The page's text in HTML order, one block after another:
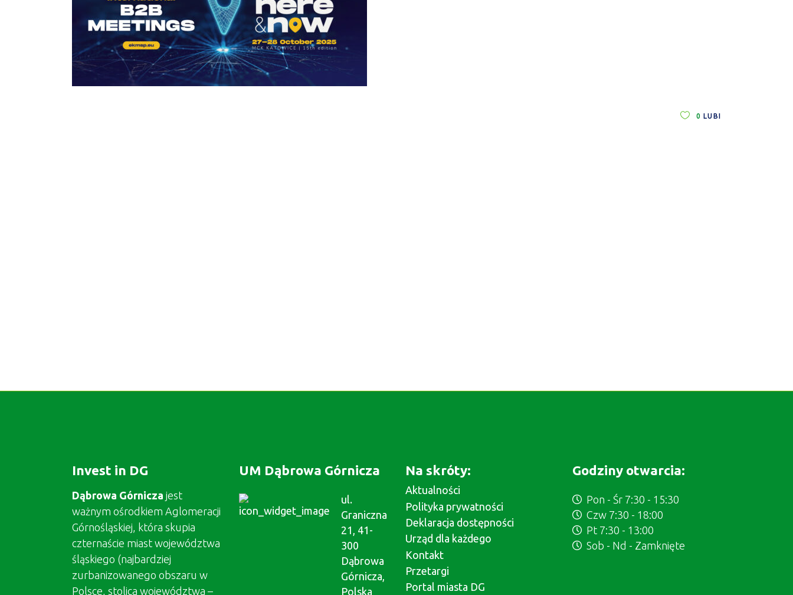
0 LUBI
Invest in DG
Dąbrowa Górnicza jest
ważnym ośrodkiem Aglomeracji
Górnośląskiej, która skupia
czternaście miast województwa
śląskiego (najbardziej
zurbanizowanego obszaru w
Polsce, stolica województwa –
UM Dąbrowa Górnicza
ul.
Graniczna
21, 41-
300
Dąbrowa
Górnicza,
Polska
Na skróty:
Aktualności
Polityka prywatności
Deklaracja dostępności
Urząd dla każdego
Kontakt
Przetargi
Portal miasta DG
Godziny otwarcia:
Pon - Śr 7:30 - 15:30
Czw 7:30 - 18:00
Pt 7:30 - 13:00
Sob - Nd - Zamknięte